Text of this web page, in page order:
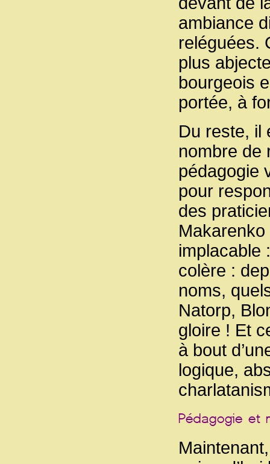
ambiance
reléguées.
plus
bourgeois
portée, à
Du reste, il
nombre de
pédagogie
pour
des
implacable
colère :
noms,
Natorp,
gloire ! Et
à bout
logique,